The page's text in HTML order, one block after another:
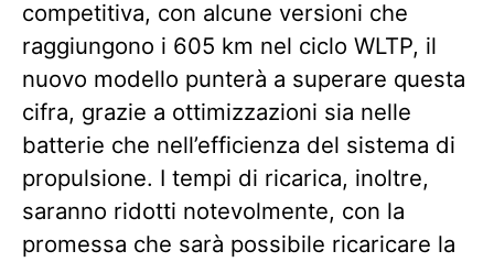
competitiva, con alcune versioni che
raggiungono i 605 km nel ciclo WLTP, il
nuovo modello punterà a superare questa
cifra, grazie a ottimizzazioni sia nelle
batterie che nell’efficienza del sistema di
propulsione. I tempi di ricarica, inoltre,
saranno ridotti notevolmente, con la
promessa che sarà possibile ricaricare la